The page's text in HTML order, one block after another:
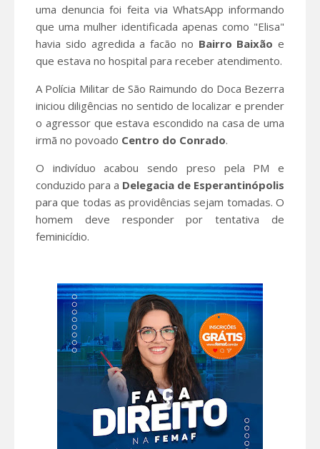
uma denuncia foi feita via WhatsApp informando
que uma mulher identificada apenas como "Elisa"
havia sido agredida a facão no Bairro Baixão e
que estava no hospital para receber atendimento.
A Polícia Militar de São Raimundo do Doca Bezerra
iniciou diligências no sentido de localizar e prender
o agressor que estava escondido na casa de uma
irmã no povoado Centro do Conrado.
O indivíduo acabou sendo preso pela PM e
conduzido para a Delegacia de Esperantinópolis
para que todas as providências sejam tomadas. O
homem deve responder por tentativa de
feminicídio.